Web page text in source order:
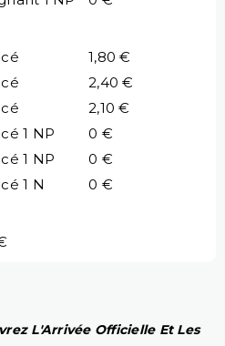
1,80 €
2,40 €
2,10 €
1 NP
0 €
1 NP
0 €
1 N
0 €
L'Arrivée Officielle Et Les